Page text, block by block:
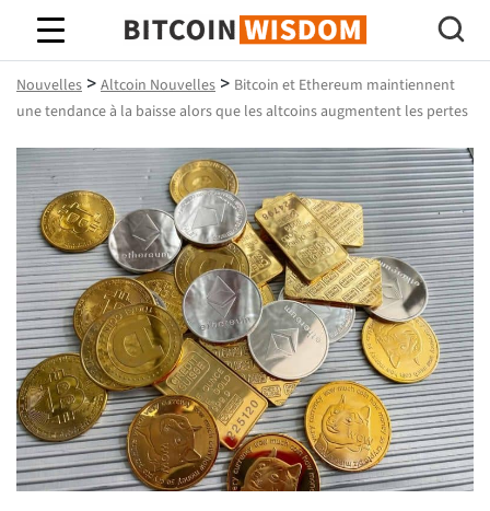
Bitcoin Sagesse
Nouvelles > Altcoin Nouvelles > Bitcoin et Ethereum maintiennent
une tendance à la baisse alors que les altcoins augmentent les pertes